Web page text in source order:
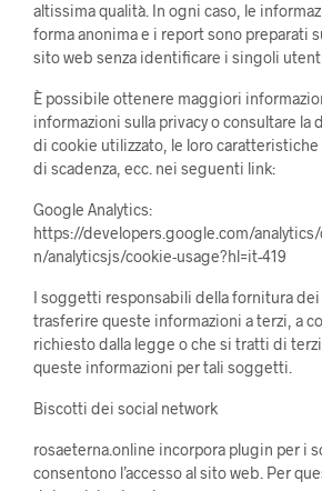
altissima qualità. In ogni caso, le
forma anonima e i report sono preparati
sito web senza identificare i singoli
È possibile ottenere maggiori
informazioni sulla privacy o consultare la
di cookie utilizzato, le loro
di scadenza, ecc. nei seguenti link:
Google Analytics:
https://developers.google.com/
n/analyticsjs/cookie-usage?hl=it-419
I soggetti responsabili della fornitura
trasferire queste informazioni a terzi, a
richiesto dalla legge o che si tratti di
queste informazioni per tali soggetti.
Biscotti dei social network
rosaeterna.online incorpora plugin per i
consentono l’accesso al sito web. Per